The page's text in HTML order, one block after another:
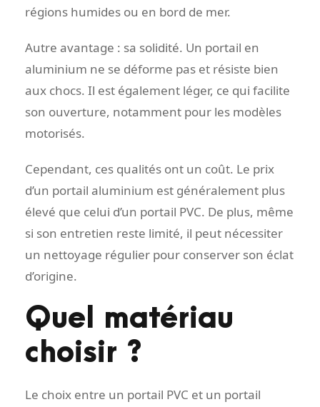
régions humides ou en bord de mer.
Autre avantage : sa solidité. Un portail en
aluminium ne se déforme pas et résiste bien
aux chocs. Il est également léger, ce qui facilite
son ouverture, notamment pour les modèles
motorisés.
Cependant, ces qualités ont un coût. Le prix
d’un portail aluminium est généralement plus
élevé que celui d’un portail PVC. De plus, même
si son entretien reste limité, il peut nécessiter
un nettoyage régulier pour conserver son éclat
d’origine.
Quel matériau
choisir ?
Le choix entre un portail PVC et un portail